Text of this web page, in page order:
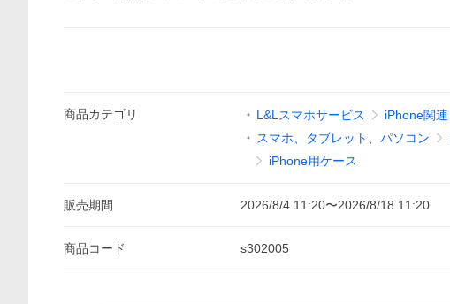
商品カテゴリ L&Lスマホサービス
iPhone関連
スマホ、タブレット、パソコン
iPhone用ケース
販売期間 2026/8/4 11:20〜2026/8/18 11:20
商品コード s302005